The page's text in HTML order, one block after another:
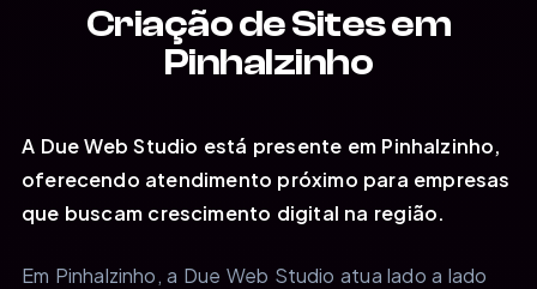
Criação de Sites em
Pinhalzinho
A Due Web Studio está presente em Pinhalzinho,
oferecendo atendimento próximo para empresas
que buscam crescimento digital na região.
Em Pinhalzinho, a Due Web Studio atua lado a lado